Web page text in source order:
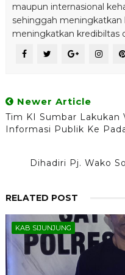
maupun internasional
sehinggah meningkatkan
meningkatkan kredibiltas
Newer Article
Tim KI Sumbar Lakukan
Informasi Publik Ke
Dihadiri Pj. Wako
RELATED POST
KAB SIJUNJUNG